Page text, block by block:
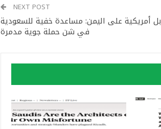
NEXT POST
أمريكية على اليمن: مساعدة خفية للسعودية
في شن حملة جوية مدمرة